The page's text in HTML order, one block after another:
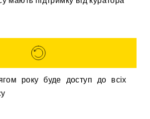
року буде доступ до всіх